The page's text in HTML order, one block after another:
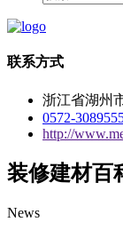
联系方式
浙江省湖州
0572-
http://
装修建材百
News